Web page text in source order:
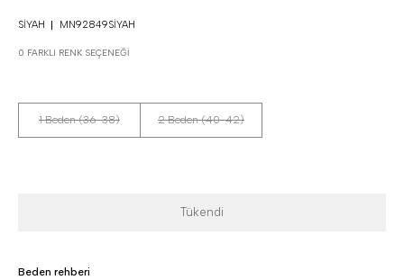
SIYAH MN92849SIYAH
0 FARKLI RENK SEÇENEĞI
1 Beden (36-38) 2 Beden (40-42)
Tükendi
Beden rehberi